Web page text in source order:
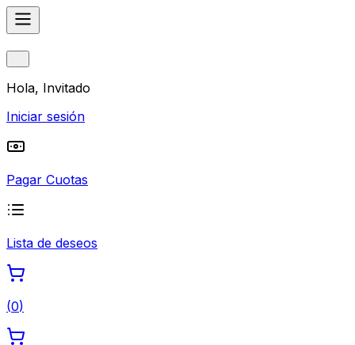
Hola, Invitado
Iniciar sesión
Pagar Cuotas
Lista de deseos
(0)